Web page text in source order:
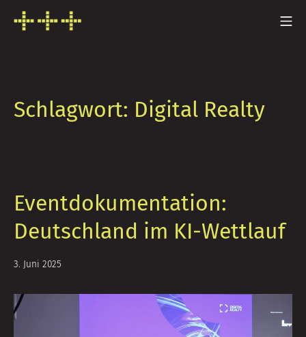
Inhalt
Schlagwort: Digital Realty
Eventdokumentation:
Deutschland im KI-Wettlauf
3. Juni 2025
2025